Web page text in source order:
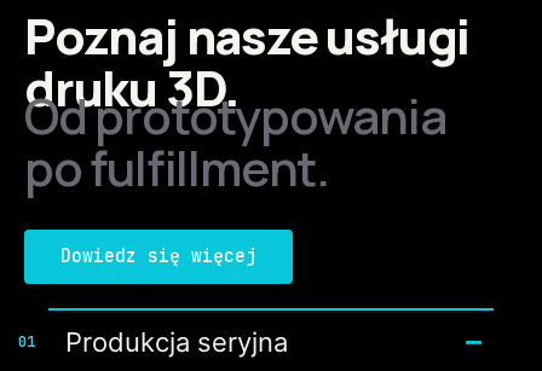
Poznaj nasze usługi
druku 3D.
Od prototypowania
po fulfillment.
Dowiedz się więcej
01 Produkcja seryjna